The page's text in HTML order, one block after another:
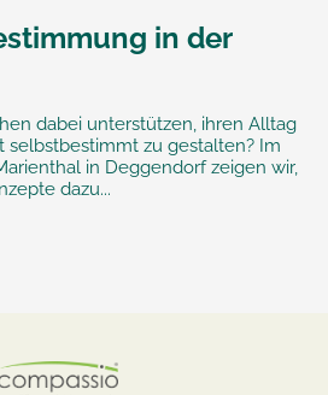
in der
dabei unterstützen, ihren Alltag
selbstbestimmt zu gestalten? Im
in Deggendorf zeigen wir,
dazu...